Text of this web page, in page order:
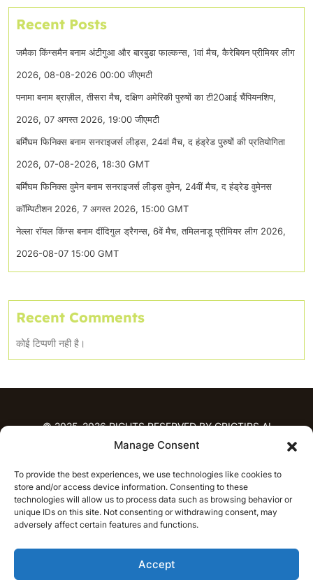
Manage Consent
To provide the best experiences, we use technologies like cookies to
store and/or access device information. Consenting to these
technologies will allow us to process data such as browsing behavior or
unique IDs on this site. Not consenting or withdrawing consent, may
adversely affect certain features and functions.
Accept
Recent Posts
जमैका किंग्समैन बनाम अंटीगुआ और बारबुडा फाल्कन्स, 1वां मैच, कैरेबियन प्रीमियर लीग
2026, 08-08-2026 00:00 जीएमटी
पनामा बनाम ब्राज़ील, तीसरा मैच, दक्षिण अमेरिकी पुरुषों का टी20आई चैंपियनशिप,
2026, 07 अगस्त 2026, 19:00 जीएमटी
बर्मिंघम फिनिक्स बनाम सनराइजर्स लीड्स, 24वां मैच, द हंड्रेड पुरुषों की प्रतियोगिता
2026, 07-08-2026, 18:30 GMT
बर्मिंघम फिनिक्स वुमेन बनाम सनराइजर्स लीड्स वुमेन, 24वीं मैच, द हंड्रेड वुमेनस
कॉम्पिटीशन 2026, 7 अगस्त 2026, 15:00 GMT
नेल्ला रॉयल किंग्स बनाम दींदिगुल ड्रैगन्स, 6वें मैच, तमिलनाडू प्रीमियर लीग 2026,
2026-08-07 15:00 GMT
Recent Comments
कोई टिप्पणी नही है।
© 2025-2026 RIGHTS RESERVED BY CRICTIPS.AI
भविष्यवाणियाँ
आईपीएल भविष्यवाणियाँ
टी20 लीग भविष्यवाणियाँ
महिला क्रिकेट
नवीनतम क्रिकेट भविष्यवाणियाँ
भविष्यवाणी विश्लेषण
समाचार
आईपीएल समाचार